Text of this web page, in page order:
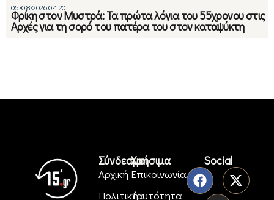
05/08/2026 04:20
Φρίκη στον Μυστρά: Τα πρώτα λόγια του 55χρονου στις
Αρχές για τη σορό του πατέρα του στον καταψύκτη
Σύνδεσμοι
Αρχική
Πολιτική
Χρήσιμα
Επικοινωνία
Ταυτότητα
Social